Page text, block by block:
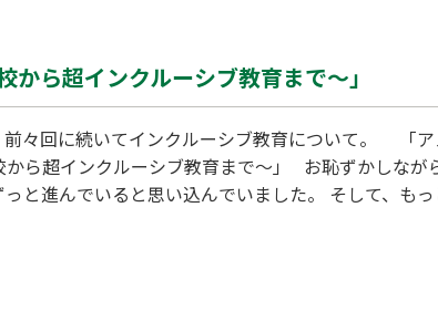
ら超インクルーシブ教育まで～」
続いてインクルーシブ教育について。 「アメリカの教
ら超インクルーシブ教育まで～」 お恥ずかしなが
と進んでいると思い込んでいました。 そして、も